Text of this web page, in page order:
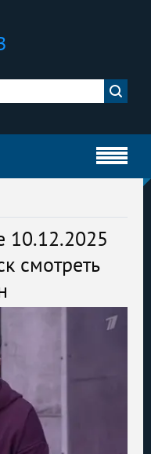
10.12.2025
смотреть